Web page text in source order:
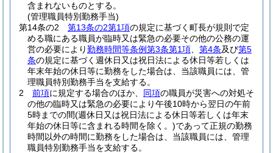
含まれないものとする。
(管理職員特別勤務手当)
第14条の2
第13条の2第1項の規定に基づく町長が規則で定
める職にある職員が臨時又は緊急の必要その他の公務の運
営の必要により勤務時間等条例第3条第1項 第4条及び第5
条の規定に基づく週休日又は祝日法による休日等若しくは
年末年始の休日等に勤務をした場合は、当該職員には、管
理職員特別勤務手当を支給する。
2
前項に規定する場合のほか、 同項の職員が災害への対処そ
の他の臨時又は緊急の必要により午後10時から翌日の午前
5時までの間(週休日又は祝日法による休日等若しくは年末
年始の休日等に含まれる時間を除く。)であって正規の勤務
時間以外の時間に勤務をした場合は、当該職員には、管理
職員特別勤務手当を支給する。